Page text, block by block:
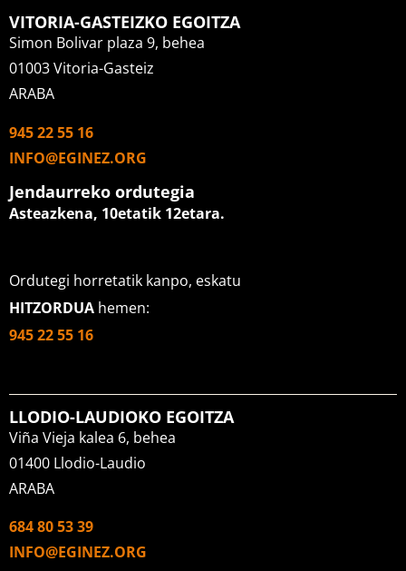
VITORIA-GASTEIZKO EGOITZA
Simon Bolivar plaza 9, behea
01003 Vitoria-Gasteiz
ARABA
945 22 55 16
INFO@EGINEZ.ORG
Jendaurreko ordutegia
Asteazkena, 10etatik 12etara.
Ordutegi horretatik kanpo, eskatu
HITZORDUA hemen:
945 22 55 16
LLODIO-LAUDIOKO EGOITZA
Viña Vieja kalea 6, behea
01400 Llodio-Laudio
ARABA
684 80 53 39
INFO@EGINEZ.ORG